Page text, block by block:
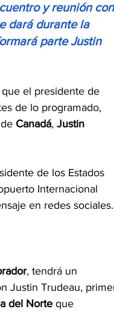
y reunión
dará durante la
parte Justin
el presidente de
de lo programado,
Canadá, Justin
de los Estados
Internacional
en redes sociales.
, tendrá un
Justin Trudeau,
del Norte que